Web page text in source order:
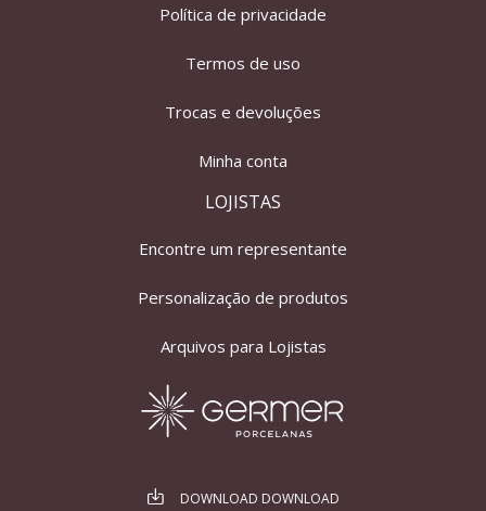
Política de privacidade
Termos de uso
Trocas e devoluções
Minha conta
LOJISTAS
Encontre um representante
Personalização de produtos
Arquivos para Lojistas
DOWNLOAD DOWNLOAD